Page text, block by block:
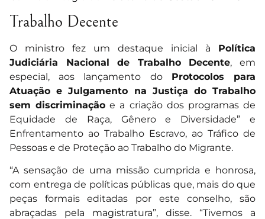
Trabalho Decente
O ministro fez um destaque inicial à Política
Judiciária Nacional de Trabalho Decente, em
especial, aos lançamento do Protocolos para
Atuação e Julgamento na Justiça do Trabalho
sem discriminação e a criação dos programas de
Equidade de Raça, Gênero e Diversidade” e
Enfrentamento ao Trabalho Escravo, ao Tráfico de
Pessoas e de Proteção ao Trabalho do Migrante.
“A sensação de uma missão cumprida e honrosa,
com entrega de políticas públicas que, mais do que
peças formais editadas por este conselho, são
abraçadas pela magistratura”, disse. “Tivemos a